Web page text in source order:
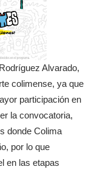
Alvarado,
colimense, ya que
participación en
la convocatoria,
donde Colima
por lo que
en las etapas